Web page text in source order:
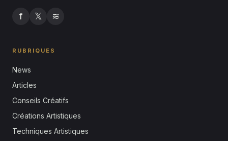
f 𝕏 ≋
RUBRIQUES
News
Articles
Conseils Créatifs
Créations Artistiques
Techniques Artistiques